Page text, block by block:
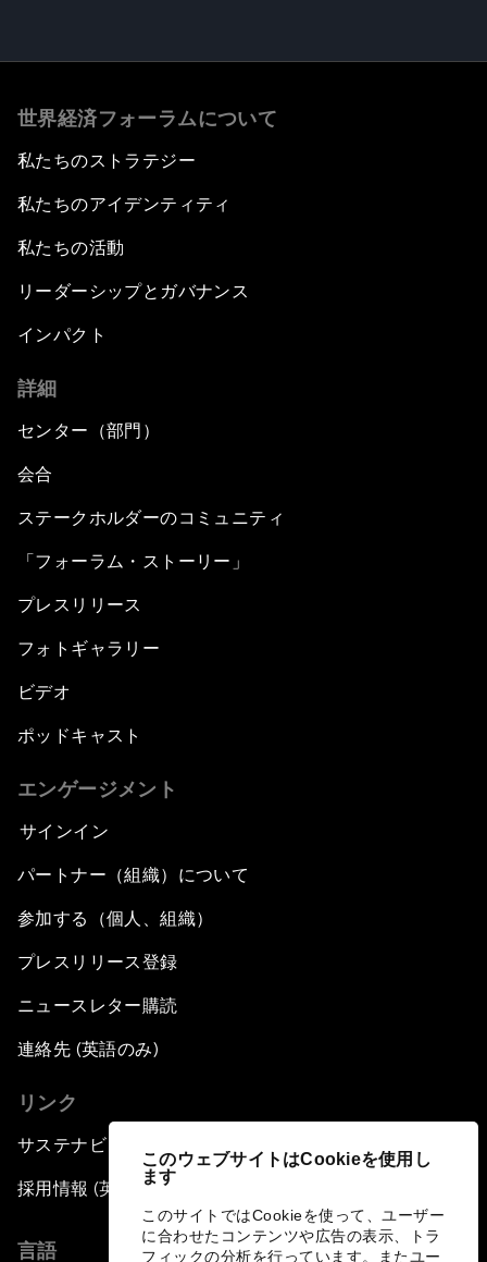
このウェブサイトはCookieを使用し
ます
このサイトではCookieを使って、ユーザー
に合わせたコンテンツや広告の表示、トラ
フィックの分析を行っています。またユー
世界経済フォーラムについて
私たちのストラテジー
私たちのアイデンティティ
私たちの活動
リーダーシップとガバナンス
インパクト
詳細
センター（部門）
会合
ステークホルダーのコミュニティ
「フォーラム・ストーリー」
プレスリリース
フォトギャラリー
ビデオ
ポッドキャスト
エンゲージメント
サインイン
パートナー（組織）について
参加する（個人、組織）
プレスリリース登録
ニュースレター購読
連絡先 (英語のみ)
リンク
サステナビリティへの取り組み
採用情報 (英語のみ)
言語